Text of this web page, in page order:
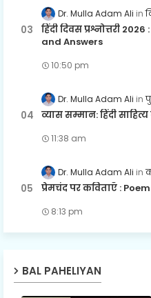
Dr. Mulla Adam Ali
हिंदी दिवस प्रश्नोत्तरी
and Answers
10:50 pm
Dr. Mulla Adam Ali
व्यास सम्मान: हिंदी
11:38 am
Dr. Mulla Adam Ali
प्रेमचंद पर कविताएँ :
8:13 pm
BAL PAHELIYAN